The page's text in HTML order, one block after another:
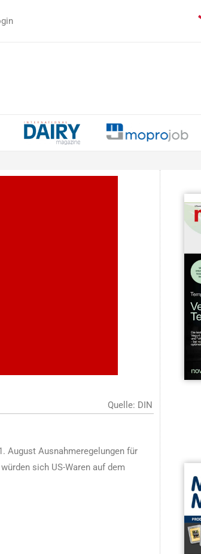
Quelle: DIN
August Ausnahmeregelungen für
sich US-Waren auf dem